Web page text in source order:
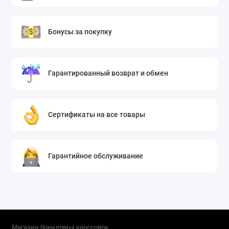
Бонусы за покупку
Гарантированный возврат и обмен
Сертификаты на все товары
Гарантийное обслуживание
Магазин брендовых кроссовок